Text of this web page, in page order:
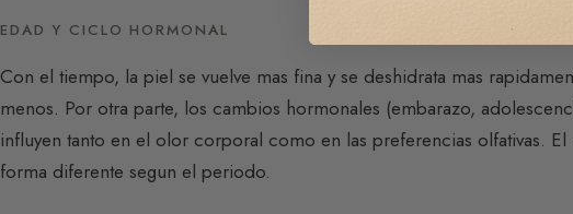
EDAD Y CICLO HORMONAL
Con el tiempo, la piel se vuelve mas fina y se deshidrata mas
menos. Por otra parte, los cambios hormonales (embarazo,
influyen tanto en el olor corporal como en las preferencias olfativas.
forma diferente segun el periodo.